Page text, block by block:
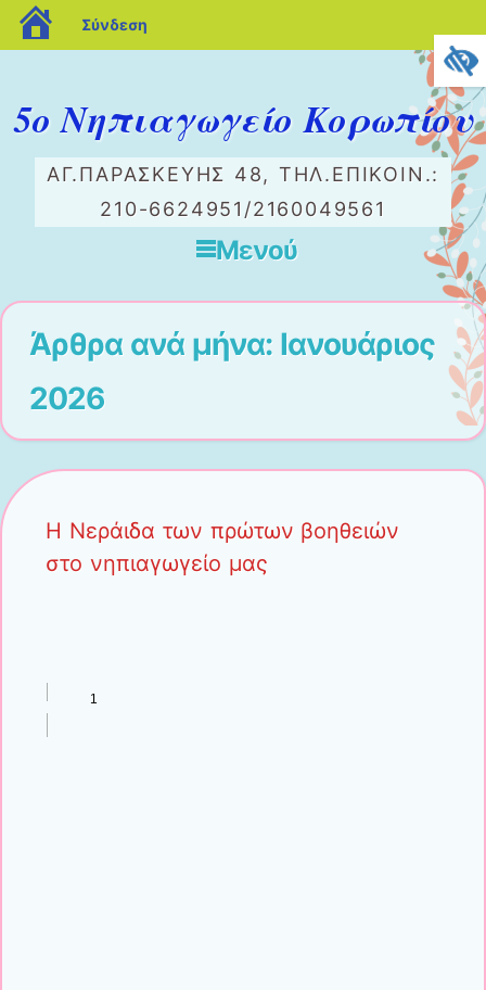
5ο Νηπιαγωγείο Κορωπίου
ΑΓ.ΠΑΡΑΣΚΕΥΉΣ 48, ΤΗΛ.ΕΠΙΚΟΙΝ.:
210-6624951/2160049561
Μενού
Άρθρα ανά μήνα: Ιανουάριος
2026
Η Νεράιδα των πρώτων βοηθειών
στο νηπιαγωγείο μας
blogs.sch.gr
Σύνδεση